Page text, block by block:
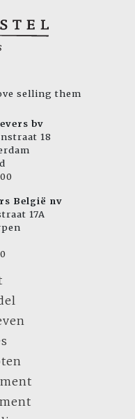
selling them
bv
18
België nv
17A